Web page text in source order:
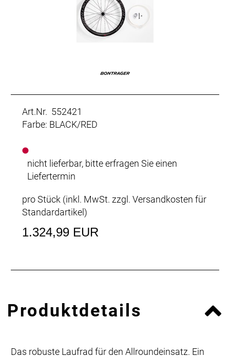
Art.Nr. 552421
Farbe: BLACK/RED
nicht lieferbar, bitte erfragen Sie einen
Liefertermin
pro Stück (inkl. MwSt. zzgl. Versandkosten für
Standardartikel)
1.324,99 EUR
Produktdetails
Das robuste Laufrad für den Allroundeinsatz. Ein